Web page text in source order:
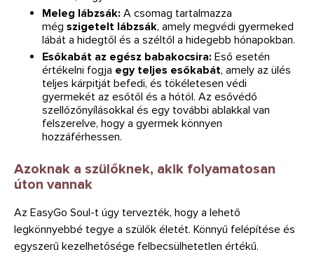
Meleg lábzsák: A csomag tartalmazza
még szigetelt lábzsák, amely megvédi gyermeked
lábát a hidegtől és a széltől a hidegebb hónapokban.
Esőkabát az egész babakocsira: Eső esetén
értékelni fogja egy teljes esőkabát, amely az ülés
teljes kárpitját befedi, és tökéletesen védi
gyermekét az esőtől és a hótól. Az esővédő
szellőzőnyílásokkal és egy további ablakkal van
felszerelve, hogy a gyermek könnyen
hozzáférhessen.
Azoknak a szülőknek, akik folyamatosan
úton vannak
Az EasyGo Soul-t úgy tervezték, hogy a lehető
legkönnyebbé tegye a szülők életét. Könnyű felépítése és
egyszerű kezelhetősége felbecsülhetetlen értékű.